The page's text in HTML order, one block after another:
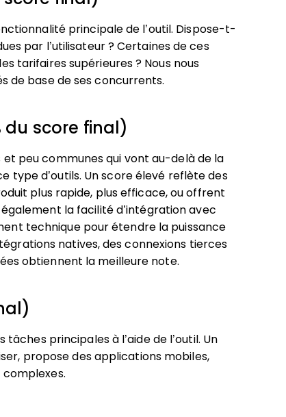
principale de l’outil. Dispose-t-
par l’utilisateur ? Certaines de ces
tarifaires supérieures ? Nous nous
de base de ses concurrents.
du score final)
peu communes qui vont au-delà de la
type d’outils. Un score élevé reflète des
plus rapide, plus efficace, ou offrent
également la facilité d’intégration avec
technique pour étendre la puissance
natives, des connexions tierces
obtiennent la meilleure note.
principales à l’aide de l’outil. Un
propose des applications mobiles,